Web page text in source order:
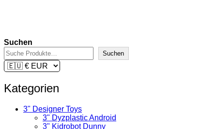
Suchen
Suchen
Kategorien
3" Designer Toys
3" Dyzplastic Android
3" Kidrobot Dunny